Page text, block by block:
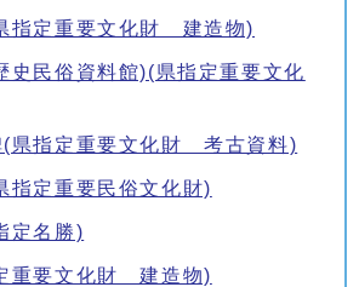
指定重要文化財 建造物)
史民俗資料館)(県指定重要文化
(県指定重要文化財 考古資料)
指定重要民俗文化財)
定名勝)
重要文化財 建造物)